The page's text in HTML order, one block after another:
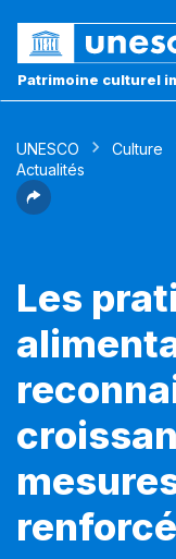
Patrimoine culturel
UNESCO Culture
Actualités
Les